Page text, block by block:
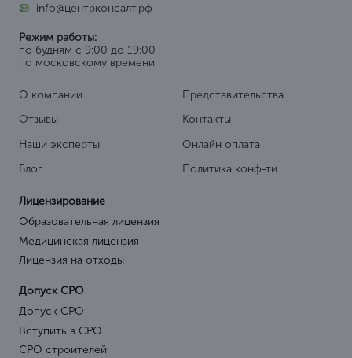
info@центрконсалт.рф
Режим работы:
по будням с 9:00 до 19:00
по московскому времени
О компании
Отзывы
Наши эксперты
Блог
Представительства
Контакты
Онлайн оплата
Политика конф-ти
Лицензирование
Образовательная лицензия
Медицинская лицензия
Лицензия на отходы
Допуск СРО
Допуск СРО
Вступить в СРО
СРО строителей